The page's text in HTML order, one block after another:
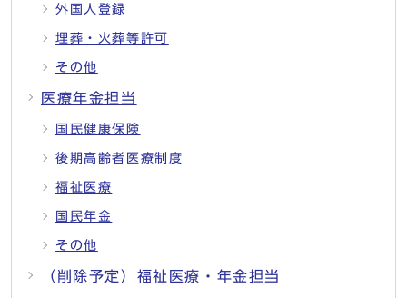
外国人登録
埋葬・火葬等許可
その他
医療年金担当
国民健康保険
後期高齢者医療制度
福祉医療
国民年金
その他
（削除予定）福祉医療・年金担当